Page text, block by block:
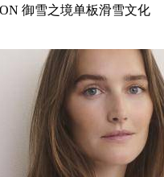
御雪之境单板滑雪文化